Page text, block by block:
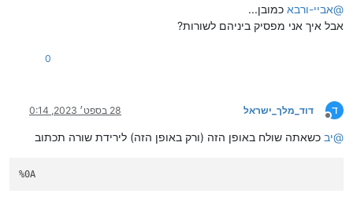
@אביי-ורבא כמובן...
אבל איך אני מפסיק ביניהם לשורות?
0
ד
מנותק
דוד_מלך_ישראל 28 בספט׳ 2023, 0:14
@יב כשאתה שולח באופן הזה (ורק באופן הזה) לירידת שורה תכתוב
%0A